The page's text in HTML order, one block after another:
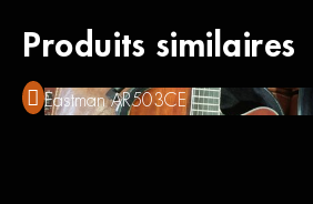
Produits similaires
Eastman AR503CE